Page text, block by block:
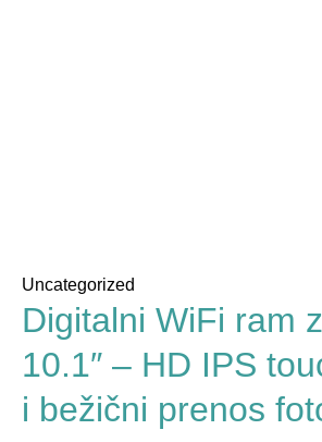
Uncategorized
Digitalni WiFi ram
10.1″ – HD IPS
i bežični prenos